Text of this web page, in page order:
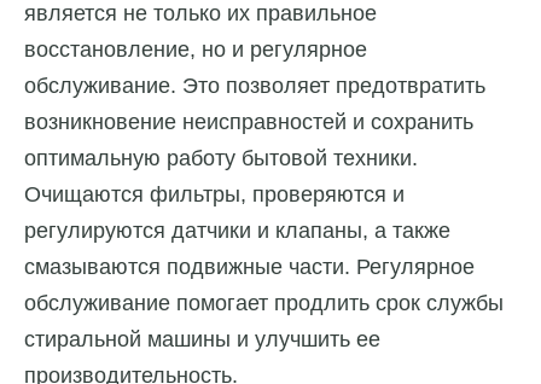
является не только их правильное
восстановление, но и регулярное
обслуживание. Это позволяет предотвратить
возникновение неисправностей и сохранить
оптимальную работу бытовой техники.
Очищаются фильтры, проверяются и
регулируются датчики и клапаны, а также
смазываются подвижные части. Регулярное
обслуживание помогает продлить срок службы
стиральной машины и улучшить ее
производительность.